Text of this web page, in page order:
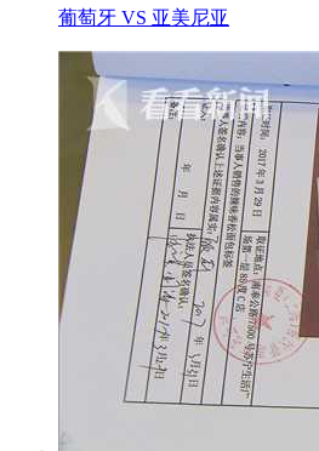
葡萄牙 VS 亚美尼亚